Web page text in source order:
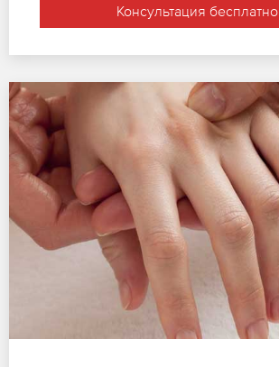
Консультация бесплатно